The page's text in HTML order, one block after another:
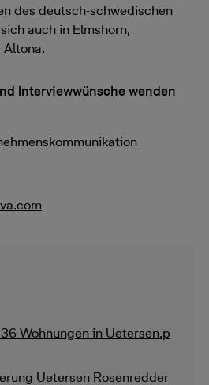
des deutsch-schwedischen
auch in Elmshorn,
Altona.
Interviewwünsche wenden
Wohnungen in Uetersen.p
Uetersen Rosenredder